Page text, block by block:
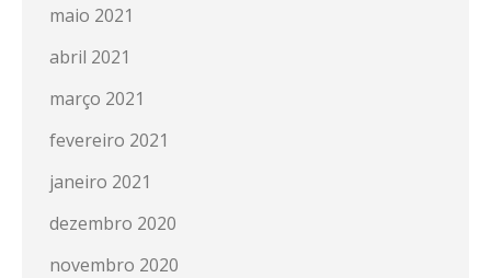
maio 2021
abril 2021
março 2021
fevereiro 2021
janeiro 2021
dezembro 2020
novembro 2020